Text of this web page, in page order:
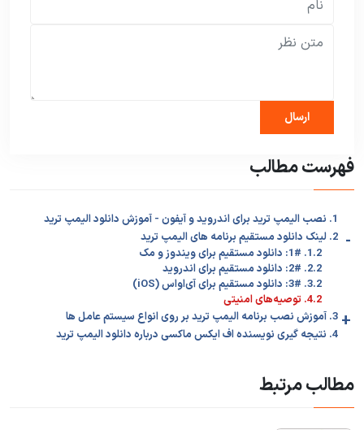
فهرست مطالب
1. نصب الیمپ ترید برای اندروید و آیفون - آموزش دانلود الیمپ ترید
2. لینک دانلود مستقیم برنامه های الیمپ ترید -
1.2. 1#: دانلود مستقیم برای ویندوز و مک
2.2. 2#: دانلود مستقیم برای اندروید
3.2. 3#: دانلود مستقیم برای آی‌او‌اس (iOS)
4.2. توصیه‌های امنیتی
3. آموزش نصب برنامه الیمپ ترید بر روی انواع سیستم عامل ها +
4. نتیجه گیری نویسنده اف ایکس ماکسی درباره دانلود الیمپ ترید
مطالب مرتبط